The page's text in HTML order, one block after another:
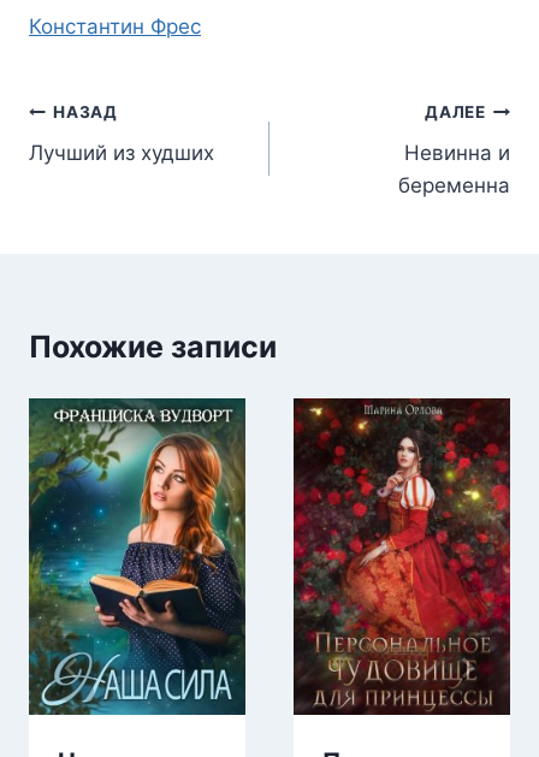
Метки
Константин Фрес
Навигация
по
НАЗАД
Лучший из худших
ДАЛЕЕ
Невинна и
беременна
Похожие записи